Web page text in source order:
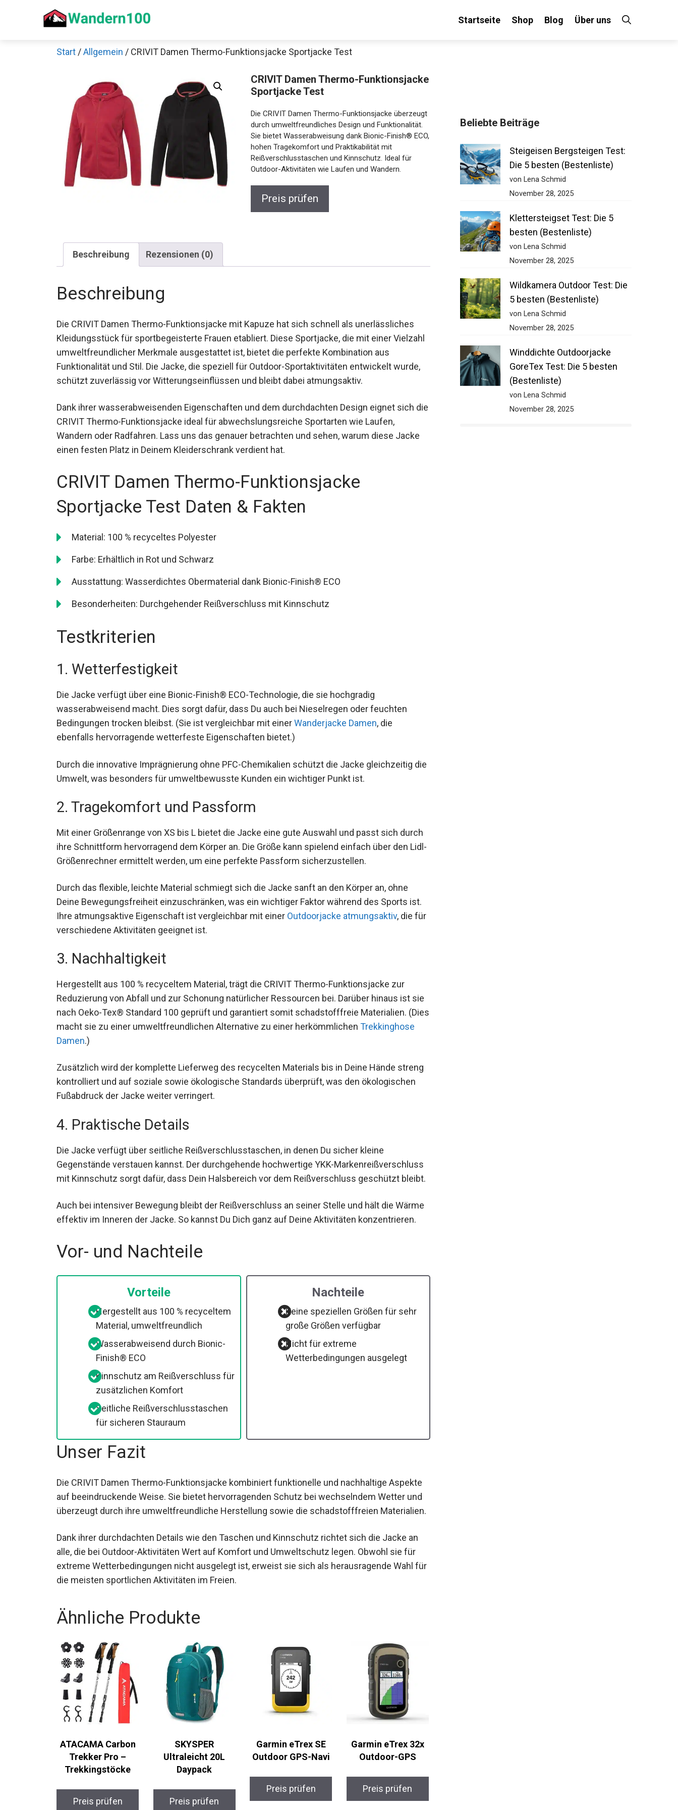
Startseite Shop Blog Über uns
Start /Allgemein / CRIVIT Damen Thermo-Funktionsjacke Sportjacke Test
CRIVIT Damen Thermo-
Funktionsjacke Sportjacke Test
Die CRIVIT Damen Thermo-Funktionsjacke überzeugt
durch umweltfreundliches Design und Funktionalität.
Sie bietet Wasserabweisung dank Bionic-Finish®
ECO, hohen Tragekomfort und Praktikabilität mit
Reißverschlusstaschen und Kinnschutz. Ideal für
Outdoor-Aktivitäten wie Laufen und Wandern.
Preis prüfen
Beschreibung Rezensionen (0)
Beschreibung
Die CRIVIT Damen Thermo-Funktionsjacke mit Kapuze hat sich schnell als unerlässliches
Kleidungsstück für sportbegeisterte Frauen etabliert. Diese Sportjacke, die mit einer Vielzahl
umweltfreundlicher Merkmale ausgestattet ist, bietet die perfekte Kombination aus
Funktionalität und Stil. Die Jacke, die speziell für Outdoor-Sportaktivitäten entwickelt wurde,
schützt zuverlässig vor Witterungseinflüssen und bleibt dabei atmungsaktiv.
Dank ihrer wasserabweisenden Eigenschaften und dem durchdachten Design eignet sich
die CRIVIT Thermo-Funktionsjacke ideal für abwechslungsreiche Sportarten wie Laufen,
Wandern oder Radfahren. Lass uns das genauer betrachten und sehen, warum diese Jacke
einen festen Platz in Deinem Kleiderschrank verdient hat.
CRIVIT Damen Thermo-Funktionsjacke
Sportjacke Test Daten & Fakten
Material: 100 % recyceltes Polyester
Farbe: Erhältlich in Rot und Schwarz
Ausstattung: Wasserdichtes Obermaterial dank Bionic-Finish® ECO
Besonderheiten: Durchgehender Reißverschluss mit Kinnschutz
Testkriterien
1. Wetterfestigkeit
Die Jacke verfügt über eine Bionic-Finish® ECO-Technologie, die sie hochgradig
wasserabweisend macht. Dies sorgt dafür, dass Du auch bei Nieselregen oder feuchten
Bedingungen trocken bleibst. (Sie ist vergleichbar mit einerWanderjacke Damen, die
ebenfalls hervorragende wetterfeste Eigenschaften bietet.)
Durch die innovative Imprägnierung ohne PFC-Chemikalien schützt die Jacke gleichzeitig
die Umwelt, was besonders für umweltbewusste Kunden ein wichtiger Punkt ist.
2. Tragekomfort und Passform
Mit einer Größenrange von XS bis L bietet die Jacke eine gute Auswahl und passt sich durch
ihre Schnittform hervorragend dem Körper an. Die Größe kann spielend einfach über den
Lidl-Größenrechner ermittelt werden, um eine perfekte Passform sicherzustellen.
Durch das flexible, leichte Material schmiegt sich die Jacke sanft an den Körper an, ohne
Deine Bewegungsfreiheit einzuschränken, was ein wichtiger Faktor während des Sports ist.
Ihre atmungsaktive Eigenschaft ist vergleichbar mit einer Outdoorjacke atmungsaktiv, die
für verschiedene Aktivitäten geeignet ist.
3. Nachhaltigkeit
Hergestellt aus 100 % recyceltem Material, trägt die CRIVIT Thermo-Funktionsjacke zur
Reduzierung von Abfall und zur Schonung natürlicher Ressourcen bei. Darüber hinaus ist sie
nach Oeko-Tex® Standard 100 geprüft und garantiert somit schadstofffreie Materialien.
(Dies macht sie zu einer umweltfreundlichen Alternative zu einer herkömmlichen
Trekkinghose Damen
Zusätzlich wird der komplette Lieferweg des recycelten Materials bis in Deine Hände streng
kontrolliert und auf soziale sowie ökologische Standards überprüft, was den ökologischen
Fußabdruck der Jacke weiter verringert.
4. Praktische Details
Die Jacke verfügt über seitliche Reißverschlusstaschen, in denen Du sicher kleine
Gegenstände verstauen kannst. Der durchgehende hochwertige YKK-Markenreißverschluss
mit Kinnschutz sorgt dafür, dass Dein Halsbereich vor dem Reißverschluss geschützt
Auch bei intensiver Bewegung bleibt der Reißverschluss an seiner Stelle und hält die Wärme
Vorteile
Hergestellt aus 100 % recyceltem
Material, umweltfreundlich
Wasserabweisend durch Bionic-
Finish® ECO
Kinnschutz am Reißverschluss
für zusätzlichen Komfort
Seitliche Reißverschlusstaschen
für sicheren Stauraum
Nachteile
Keine speziellen Größen für sehr
große Größen verfügbar
Nicht für extreme
Die CRIVIT Damen Thermo-Funktionsjacke kombiniert funktionelle und nachhaltige Aspekte
auf beeindruckende Weise. Sie bietet hervorragenden Schutz bei wechselndem Wetter und
Materialien.
Dank ihrer durchdachten Details wie den Taschen und Kinnschutz richtet sich die Jacke an
alle, die bei Outdoor-Aktivitäten Wert auf Komfort und Umweltschutz legen. Obwohl sie für
für die meisten sportlichen Aktivitäten im Freien.
Ähnliche Produkte
ATACAMA Carbon
Trekkingstöcke
SKYSPER
Daypack
Outdoor GPS-Navi
Outdoor-GPS
Beliebte Beiträge
Steigeisen Bergsteigen Test:
Die 5 besten (Bestenliste)
von Lena Schmid
November 28, 2025
Klettersteigset Test: Die 5
besten (Bestenliste)
von Lena Schmid
November 28, 2025
Wildkamera Outdoor Test: Die
5 besten (Bestenliste)
von Lena Schmid
November 28, 2025
Winddichte Outdoorjacke
GoreTex Test: Die 5 besten
(Bestenliste)
von Lena Schmid
November 28, 2025
Decathlon Sale
Schaue dir jetzt die meistverkauften Produkte im Sale bei Decathlon an!
Jetzt anschauen